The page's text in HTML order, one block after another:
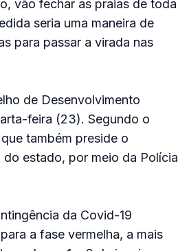
vão fechar as praias de toda
seria uma maneira de
para passar a virada nas
de Desenvolvimento
feira (23). Segundo o
também preside o
estado, por meio da Polícia
da Covid-19
a fase vermelha, a mais